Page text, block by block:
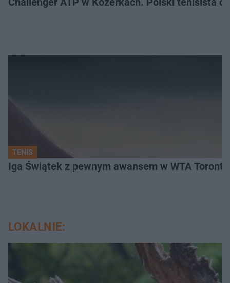
TENIS
Iga Świątek z pewnym awansem w WTA
LOKALNIE: